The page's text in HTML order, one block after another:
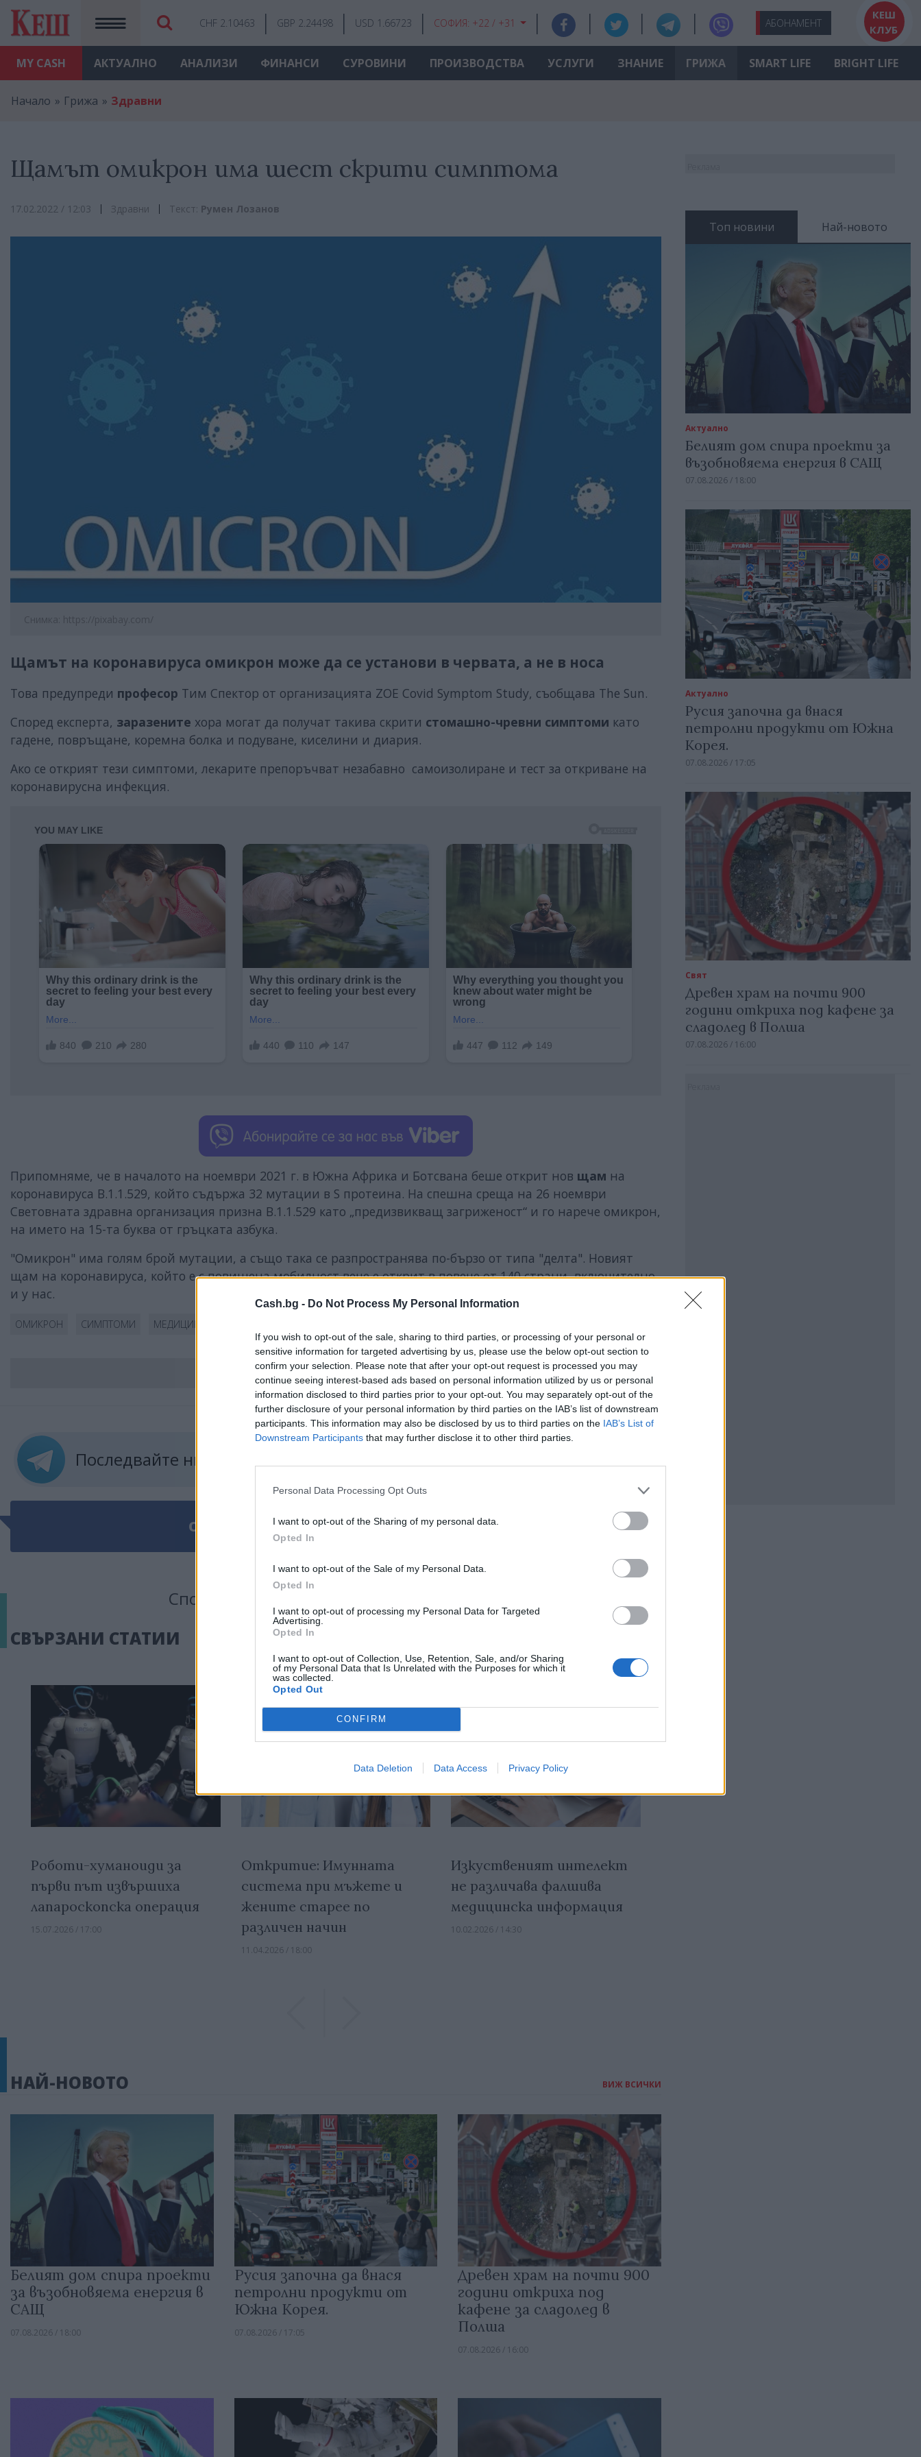
Cash.bg - Do Not Process My Personal Information
If you wish to opt-out of the sale, sharing to third parties, or processing of your personal or
sensitive information for targeted advertising by us, please use the below opt-out section to
confirm your selection. Please note that after your opt-out request is processed you may
continue seeing interest-based ads based on personal information utilized by us or personal
information disclosed to third parties prior to your opt-out. You may separately opt-out of the
further disclosure of your personal information by third parties on the IAB’s list of downstream
participants. This information may also be disclosed by us to third parties on the IAB’s List of
Downstream Participants that may further disclose it to other third parties.
Personal Data Processing Opt Outs
I want to opt-out of the Sharing of my personal data.
Opted In
I want to opt-out of the Sale of my Personal Data.
Opted In
I want to opt-out of processing my Personal Data for Targeted
Advertising.
Opted In
I want to opt-out of Collection, Use, Retention, Sale, and/or Sharing
of my Personal Data that Is Unrelated with the Purposes for which it
was collected.
Opted Out
CONFIRM
Data Deletion Data Access Privacy Policy
MY CASH
CHF 2.10463 GBP 2.24498 USD 1.66723 СОФИЯ: +22 / +31 АБОНАМЕНТ
КЕШ
КЛУБ
АКТУАЛНО АНАЛИЗИ ФИНАНСИ СУРОВИНИ ПРОИЗВОДСТВА УСЛУГИ ЗНАНИЕ ГРИЖА SMART LIFE BRIGHT LIFE
Начало Грижа Здравни
Щамът омикрон има шест скрити симптома
17.02.2022 / 12:03 Здравни Текст: Румен Лозанов
Снимка: https://pixabay.com/
Щамът на коронавируса омикрон може да се установи в червата, а не в носа
Това предупреди професор Тим Спектор от организацията ZOE Covid Symptom Study, съобщава The Sun.
Според експерта, заразените хора могат да получат такива скрити стомашно-чревни симптоми като
гадене, повръщане, коремна болка и подуване, киселини и диария.
Ако се открият тези симптоми, лекарите препоръчват незабавно самоизолиране и тест за откриване на
коронавирусна инфекция.
Припомняме, че в началото на ноември 2021 г. в Южна Африка и Ботсвана беше открит нов щам на
коронавируса B.1.1.529, който съдържа 32 мутации в S протеина. На спешна среща на 26 ноември
Световната здравна организация призна B.1.1.529 като „предизвикващ загриженост“ и го нарече омикрон,
на името на 15-та буква от гръцката азбука.
"Омикрон" има голям брой мутации, а също така се разпространява по-бързо от типа "делта". Новият
щам на коронавируса, който е с повишена мобилност вече е открит в повече от 140 страни, включително
и у нас.
ОМИКРОН СИМПТОМИ МЕДИЦИНА
ВСИЧКИ НОВИНИ »
Последвайте ни в
ОЩЕ ПО ТЕМАТАВЪВ facebook
Сподели тази статия в:
СВЪРЗАНИ СТАТИИ
Роботи-хуманоиди за
първи път извършиха
лапароскопска операция
15.07.2026 / 17:00
Откритие: Имунната
система при мъжете и
жените старее по
различен начин
11.04.2026 / 18:00
Изкуственият интелект
не различава фалшива
медицинска информация
10.02.2026 / 14:30
НАЙ-НОВОТО ВИЖ ВСИЧКИ
Белият дом спира проекти
за възобновяема енергия в
САЩ
07.08.2026 / 18:00
Русия започна да внася
петролни продукти от
Южна Корея.
07.08.2026 / 17:05
Древен храм на почти 900
години откриха под
кафене за сладолед в
Полша
07.08.2026 / 16:00
Топ новини Най-новото
Актуално
Белият дом спира проекти за
възобновяема енергия в САЩ
07.08.2026 / 18:00
Актуално
Русия започна да внася
петролни продукти от Южна
Корея.
07.08.2026 / 17:05
Свят
Древен храм на почти 900
години откриха под кафене за
сладолед в Полша
07.08.2026 / 16:00